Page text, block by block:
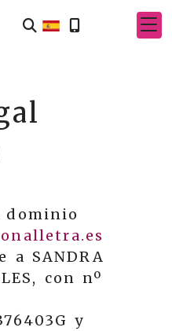
dominio
a SANDRA
, con nº
y